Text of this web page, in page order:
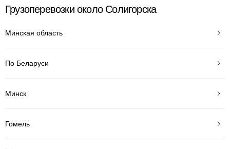
Грузоперевозки около Солигорска
Минская область
По Беларуси
Минск
Гомель